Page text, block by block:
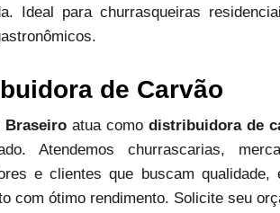
Ideal para churrasqueiras
de Carvão
Braseiroatua comodistribuidora de
Atendemos churrascarias,
e clientes que buscam qualidade,
com ótimo rendimento. Solicite seu